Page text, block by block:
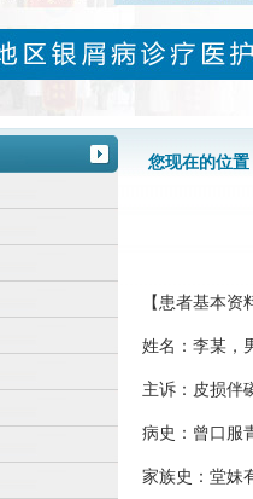
您现在的位置
【患者基本资
姓名：李某，
主诉：皮损伴
病史：曾口服
家族史：堂妹